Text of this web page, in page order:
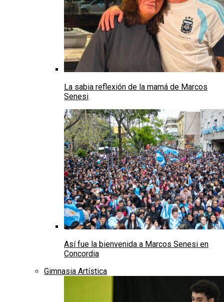
La sabia reflexión de la mamá de Marcos
Senesi
Así fue la bienvenida a Marcos Senesi en
Concordia
Gimnasia Artística